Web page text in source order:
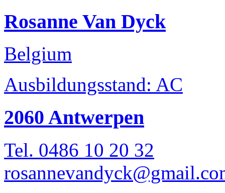
Rosanne Van Dyck
Belgium
Ausbildungsstand: AC
2060 Antwerpen
Tel. 0486 10 20 32